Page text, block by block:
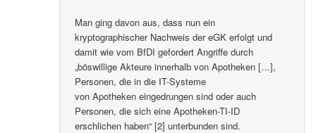
Man ging davon aus, dass nun ein
kryptographischer Nachweis der eGK erfolgt und
damit wie vom BfDI gefordert Angriffe durch
„böswillige Akteure innerhalb von Apotheken […],
Personen, die in die IT-Systeme
von Apotheken eingedrungen sind oder auch
Personen, die sich eine Apotheken-TI-ID
erschlichen haben“ [2] unterbunden sind.